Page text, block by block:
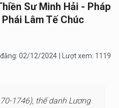
Sư Minh Hải - Pháp
Lâm Tế Chúc
đăng: 02/12/2024 | Lượt xem: 1119
1746), thế danh Lương